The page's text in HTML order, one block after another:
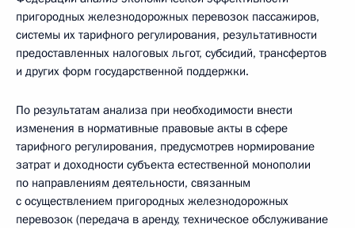
пригородных железнодорожных перевозок пассажиров,
системы их тарифного регулирования, результативности
предоставленных налоговых льгот, субсидий, трансфертов
и других форм государственной поддержки.
По результатам анализа при необходимости внести
изменения в нормативные правовые акты в сфере
тарифного регулирования, предусмотрев нормирование
затрат и доходности субъекта естественной монополии
по направлениям деятельности, связанным
с осуществлением пригородных железнодорожных
перевозок (передача в аренду, техническое обслуживание